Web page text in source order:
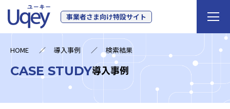
事業者さま向け特設サイト
HOME 導入事例 検索結果
CASE STUDY導入事例